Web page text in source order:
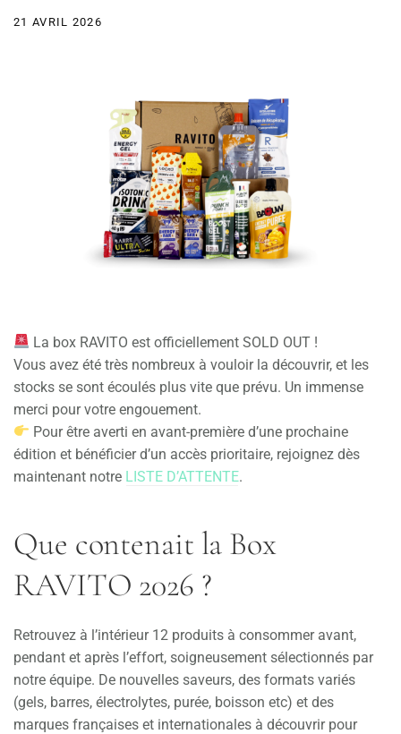
21 AVRIL 2026
La box RAVITO est officiellement SOLD OUT !
Vous avez été très nombreux à vouloir la découvrir, et les
stocks se sont écoulés plus vite que prévu. Un immense
merci pour votre engouement.
Pour être averti en avant-première d’une prochaine
édition et bénéficier d’un accès prioritaire, rejoignez dès
maintenant notre LISTE D’ATTENTE.
Que contenait la Box
RAVITO 2026 ?
Retrouvez à l’intérieur 12 produits à consommer avant,
pendant et après l’effort, soigneusement sélectionnés par
notre équipe. De nouvelles saveurs, des formats variés
(gels, barres, électrolytes, purée, boisson etc) et des
marques françaises et internationales à découvrir pour